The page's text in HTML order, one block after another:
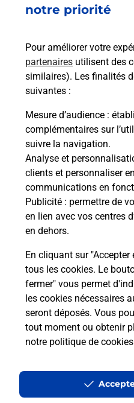
notre priorité
Pour améliorer votre
partenaires utilisent des
similaires). Les finalités
suivantes :
Mesure d’audience :
complémentaires sur
suivre la navigation.
Analyse et
clients et personnaliser
communications en
Publicité : permettre de
en lien avec vos centres
en dehors.
En cliquant sur
tous les cookies. Le
fermer" vous permet
les cookies nécessaires
seront déposés. Vous
tout moment ou obtenir
notre politique de cookies
67400 ILLKIRCH
Malin !
La Poste
en ligne
Ouvert 24h/24
En savoir plus
Accessibilité : partiellement